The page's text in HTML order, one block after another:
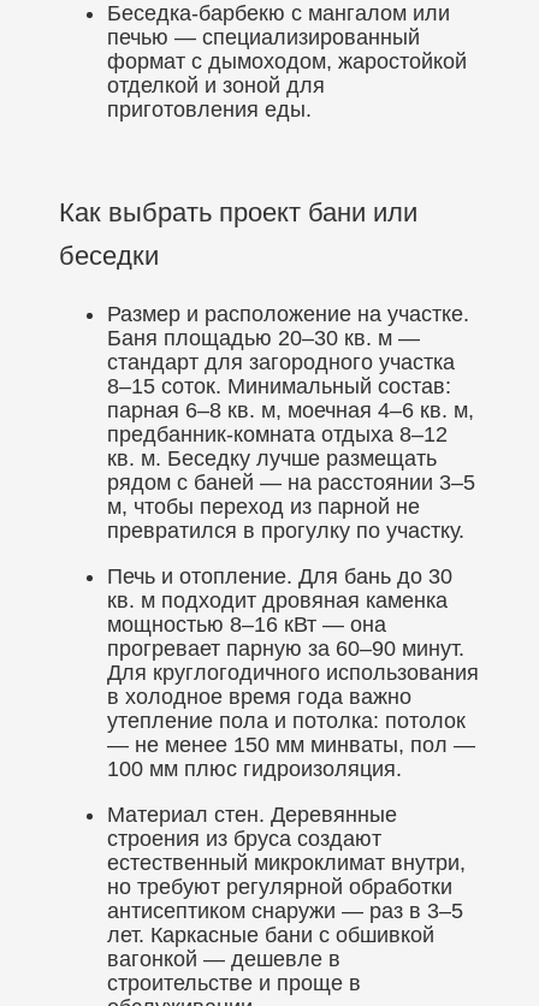
Беседка-барбекю с мангалом или
печью — специализированный
формат с дымоходом, жаростойкой
отделкой и зоной для
приготовления еды.
Как выбрать проект бани или
беседки
Размер и расположение на участке.
Баня площадью 20–30 кв. м —
стандарт для загородного участка
8–15 соток. Минимальный состав:
парная 6–8 кв. м, моечная 4–6 кв. м,
предбанник-комната отдыха 8–12
кв. м. Беседку лучше размещать
рядом с баней — на расстоянии 3–5
м, чтобы переход из парной не
превратился в прогулку по участку.
Печь и отопление. Для бань до 30
кв. м подходит дровяная каменка
мощностью 8–16 кВт — она
прогревает парную за 60–90 минут.
Для круглогодичного использования
в холодное время года важно
утепление пола и потолка: потолок
— не менее 150 мм минваты, пол —
100 мм плюс гидроизоляция.
Материал стен. Деревянные
строения из бруса создают
естественный микроклимат внутри,
но требуют регулярной обработки
антисептиком снаружи — раз в 3–5
лет. Каркасные бани с обшивкой
вагонкой — дешевле в
строительстве и проще в